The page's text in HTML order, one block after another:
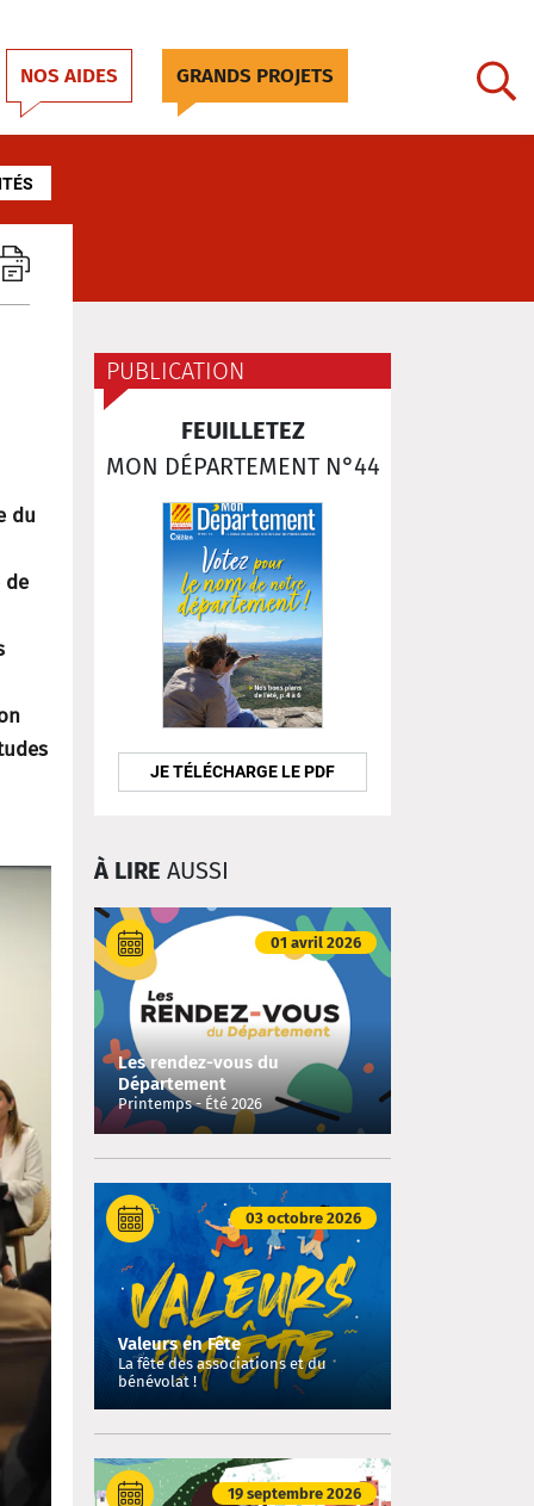
NOS AIDES GRANDS PROJETS
du
de
PUBLICATION
FEUILLETEZ
MON DÉPARTEMENT N°44
JE TÉLÉCHARGE LE PDF
À LIRE AUSSI
01 avril 2026
Les rendez-vous du
Département
Printemps - Été 2026
03 octobre 2026
Valeurs en Fête
La fête des associations et du
bénévolat !
19 septembre 2026